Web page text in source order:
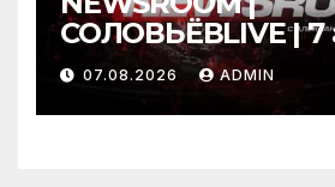
СОЛОВЬЁВLIVE | 7
2026 года
07.08.2026 ADMIN